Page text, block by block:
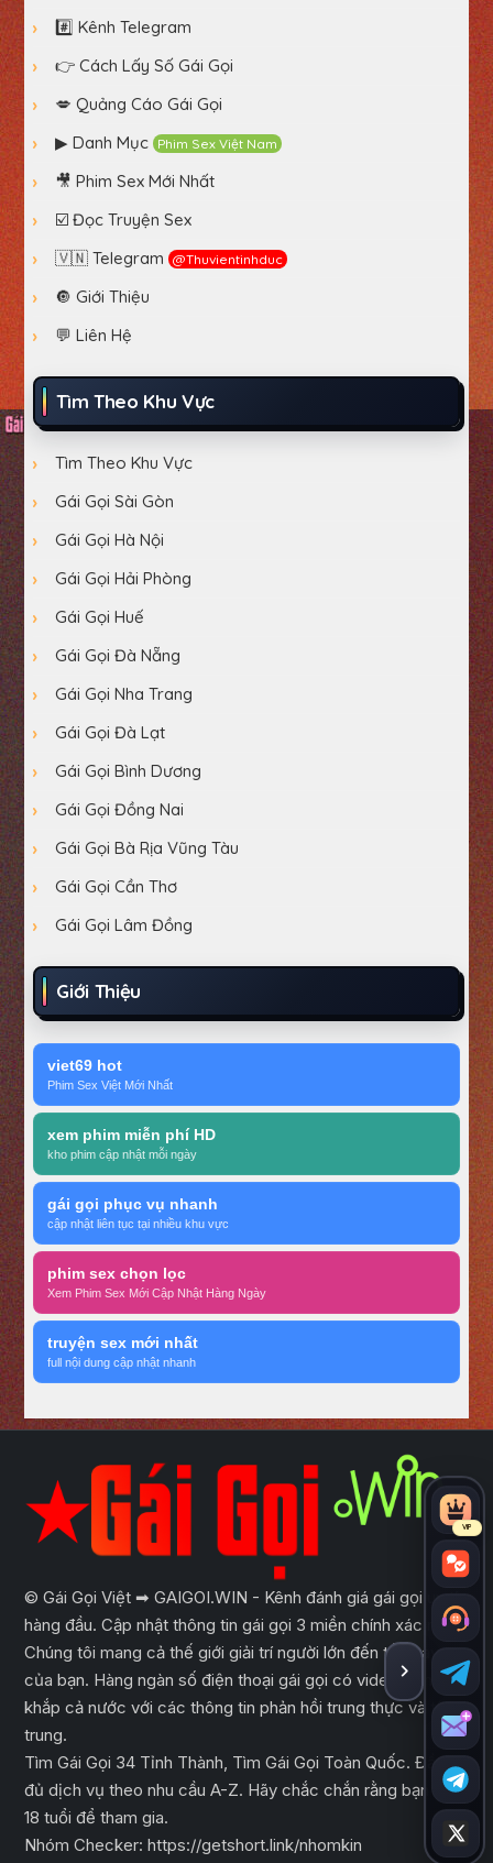
#️⃣ Kênh Telegram
👉 Cách Lấy Số Gái Gọi
💋 Quảng Cáo Gái Gọi
▶ Danh Mục Phim Sex Việt Nam
🎥 Phim Sex Mới Nhất
☑️ Đọc Truyện Sex
🇻🇳 Telegram @thuvientinhduc
🔘 Giới Thiệu
💬 Liên Hệ
Tìm Theo Khu Vực
Tìm Theo Khu Vực
Gái Gọi Sài Gòn
Gái Gọi Hà Nội
Gái Gọi Hải Phòng
Gái Gọi Huế
Gái Gọi Đà Nẵng
Gái Gọi Nha Trang
Gái Gọi Đà Lạt
Gái Gọi Bình Dương
Gái Gọi Đồng Nai
Gái Gọi Bà Rịa Vũng Tàu
Gái Gọi Cần Thơ
Gái Gọi Lâm Đồng
Giới Thiệu
viet69 hot
Phim Sex Việt Mới Nhất
xem phim miễn phí HD
kho phim cập nhật mỗi ngày
gái gọi phục vụ nhanh
cập nhật liên tục tại nhiều khu vực
phim sex chọn lọc
Xem Phim Sex Mới Cập Nhật Hàng Ngày
truyện sex mới nhất
full nội dung cập nhật nhanh
© Gái Gọi Việt ➡ GAIGOI.WIN - Kênh đánh giá gái gọi uy tín
hàng đầu. Cập nhật thông tin gái gọi 3 miền chính xác nhất.
Chúng tôi mang cả thế giới giải trí người lớn đến tầm tay
của bạn. Hàng ngàn số điện thoại gái gọi có video trên
khắp cả nước với các thông tin phản hồi trung thực và tập
trung.
Tìm Gái Gọi 34 Tỉnh Thành, Tìm Gái Gọi Toàn Quốc. Đầy
đủ dịch vụ theo nhu cầu A-Z. Hãy chắc chắn rằng bạn đủ
18 tuổi để tham gia.
Nhóm Checker:https://getshort.link/nhomkin
ẨN
VIP